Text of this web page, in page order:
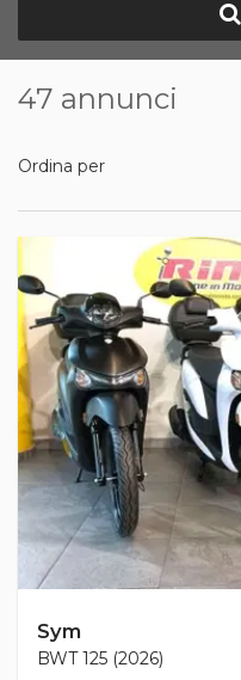
47 annunci
Ordina per
Sym
BWT 125 (2026)